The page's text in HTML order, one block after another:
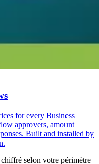
for every Business
approvers, amount
Built and installed by
selon votre périmètre